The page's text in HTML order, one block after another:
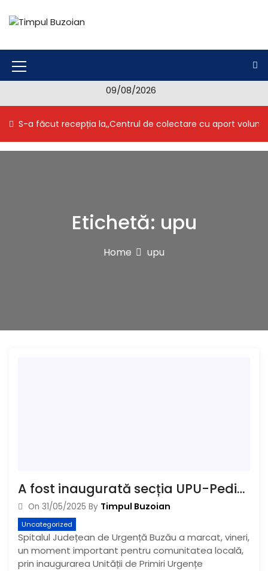
c
n
M
n
I
09/08/2026
S-a făcut recepția la,,Centrul de colectare cu aport
Etichetă: upu
Home upu
A fost inaugurată secția UPU-Pediatie la Spitalul Județean
On 31/05/2025 By Timpul Buzoian
Uncategorized
Spitalul Județean de Urgență Buzău a marcat, vineri,
un moment important pentru comunitatea locală,
prin inaugurarea Unității de Primiri Urgențe